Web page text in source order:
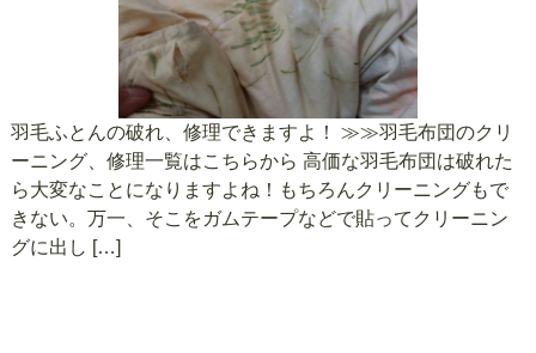
羽毛ふとんの破れ、修理できますよ！ ≫≫羽毛布団のクリ
ーニング、修理一覧はこちらから 高価な羽毛布団は破れた
ら大変なことになりますよね！もちろんクリーニングもで
きない。万一、そこをガムテープなどで貼ってクリーニン
グに出し […]